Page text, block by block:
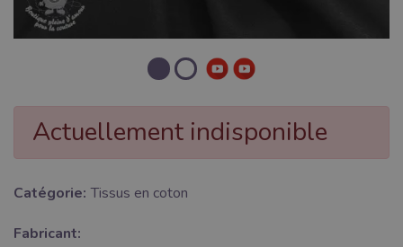
Actuellement indisponible
Catégorie: Tissus en coton
Fabricant: